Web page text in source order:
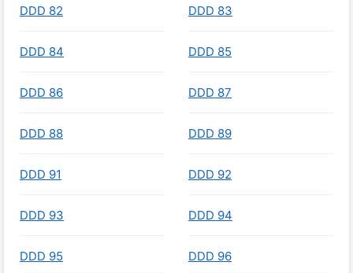
DDD 82 DDD 83
DDD 84 DDD 85
DDD 86 DDD 87
DDD 88 DDD 89
DDD 91 DDD 92
DDD 93 DDD 94
DDD 95 DDD 96